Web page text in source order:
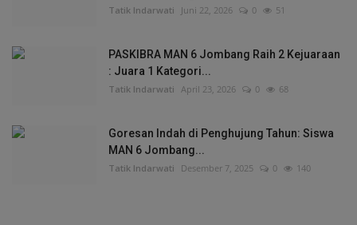
Tatik Indarwati Juni 22, 2026 0 51
PASKIBRA MAN 6 Jombang Raih 2 Kejuaraan
: Juara 1 Kategori...
Tatik Indarwati April 23, 2026 0 68
Goresan Indah di Penghujung Tahun: Siswa
MAN 6 Jombang...
Tatik Indarwati Desember 7, 2025 0 140